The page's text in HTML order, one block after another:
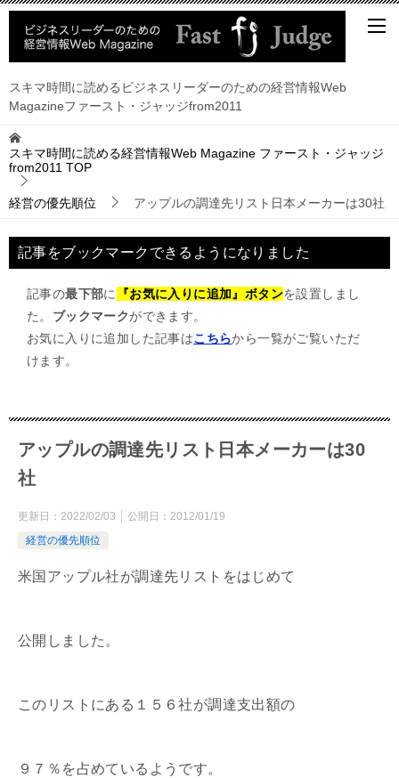
スキマ時間に読めるビジネスリーダーのための経営情報Web
Magazineファースト・ジャッジfrom2011
スキマ時間に読める経営情報Web Magazine ファースト・ジャッジ
from2011 TOP
経営の優先順位 アップルの調達先リスト日本メーカーは30社
記事をブックマークできるようになりました
記事の最下部に 『お気に入りに追加』ボタンを設置しまし
た。 ブックマークができます。
お気に入りに追加した記事はこちらから一覧がご覧いただ
けます。
アップルの調達先リスト日本メーカーは30
社
更新日： 2022/02/03 公開日： 2012/01/19
経営の優先順位
米国アップル社が調達先リストをはじめて
公開しました。
このリストにある１５６社が調達支出額の
９７％を占めているようです。